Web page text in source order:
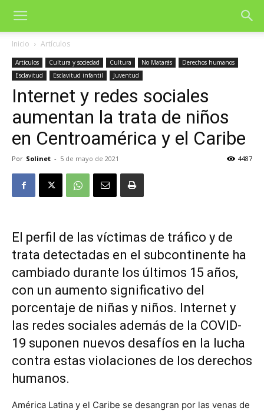
Inicio Artículos
Artículos Cultura y sociedad Cultura No Matarás
Derechos humanos
Esclavitud
Esclavitud infantil Juventud
Internet y redes sociales
aumentan la trata de niños
en Centroamérica y el Caribe
Por Solinet - 5 de mayo de 2021 4487
El perfil de las víctimas de tráfico y de
trata detectadas en el subcontinente ha
cambiado durante los últimos 15 años,
con un aumento significativo del
porcentaje de niñas y niños. Internet y
las redes sociales además de la COVID-
19 suponen nuevos desafíos en la lucha
contra estas violaciones de los derechos
humanos.
América Latina y el Caribe se desangran por las venas de